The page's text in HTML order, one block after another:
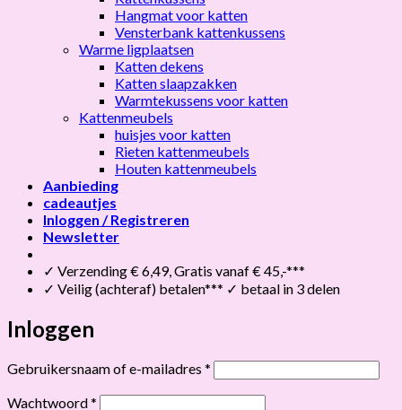
Hangmat voor katten
Vensterbank kattenkussens
Warme ligplaatsen
Katten dekens
Katten slaapzakken
Warmtekussens voor katten
Kattenmeubels
huisjes voor katten
Rieten kattenmeubels
Houten kattenmeubels
Aanbieding
cadeautjes
Inloggen / Registreren
Newsletter
✓ Verzending € 6,49, Gratis vanaf € 45,-***
✓ Veilig (achteraf) betalen*** ✓ betaal in 3 delen
Inloggen
Gebruikersnaam of e-mailadres * Vereist
Wachtwoord* Vereist